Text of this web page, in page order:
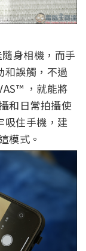
身相機，而手
和誤觸，不過
，就能將
和日常拍攝使
吸住手機，建
模式。